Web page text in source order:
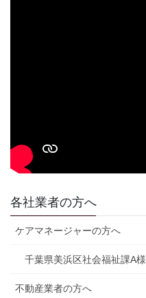
各社業者の方へ
ケアマネージャーの方へ
千葉県美浜区社会福祉課A様
不動産業者の方へ